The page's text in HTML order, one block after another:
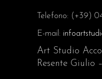
Telefono: (+39)
E-mail:
Art Studio
Resente Giulio